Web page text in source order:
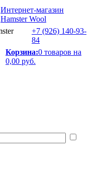
Интернет-магазин
Hamster Wool
+7 (926) 140-93-
84
Корзина:0 товаров на
0,00 руб.